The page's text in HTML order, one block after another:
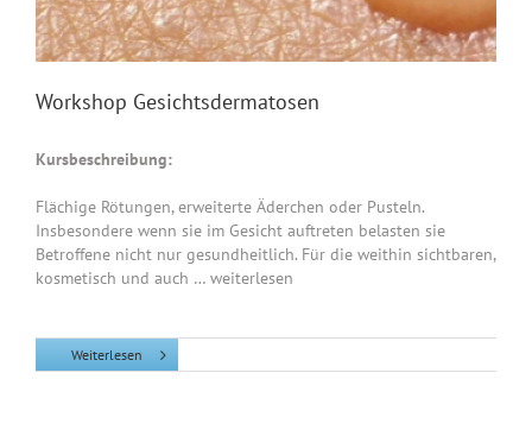
Workshop Gesichtsdermatosen
Kursbeschreibung:
Flächige Rötungen, erweiterte Äderchen oder Pusteln.
Insbesondere wenn sie im Gesicht auftreten belasten sie
Betroffene nicht nur gesundheitlich. Für die weithin sichtbaren,
kosmetisch und auch … weiterlesen
Weiterlesen